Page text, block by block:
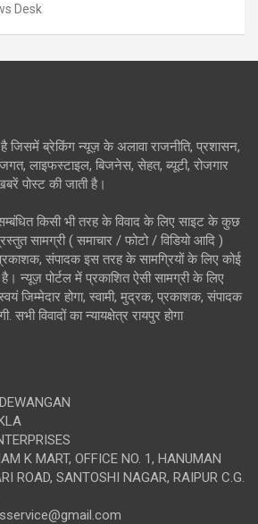
Desk
है जिसमें ब्रेकिंग न्यूज़ के अलावा राजनीति, प्रशासन,
लाइफस्टाइल, बिजनेस, सेहत, ब्यूटी, रोजगार
पोस्ट की जाती है।
किसी भी तरह के विवाद के लिए साइट के कुछ
सामग्री ( समाचार / फोटो / विडियो आदि )
प्रकाशक, संपादक इस तरह के सामग्रियों के लिए कोई
है। न्यूज़ पोर्टल में प्रकाशित ऐसी सामग्री के लिए
जिम्मेदार होगा, स्वामी, मुद्रक, प्रकाशक, संपादक
सभी विवादों का न्यायक्षेत्र रायपुर होगा
K MART, OFFICE NO. 1, HANUMAN
ROAD, SANTOSHI NAGAR, RAIPUR C.G.